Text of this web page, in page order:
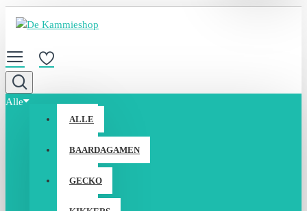
Alle
ALLE
BAARDAGAMEN
GECKO